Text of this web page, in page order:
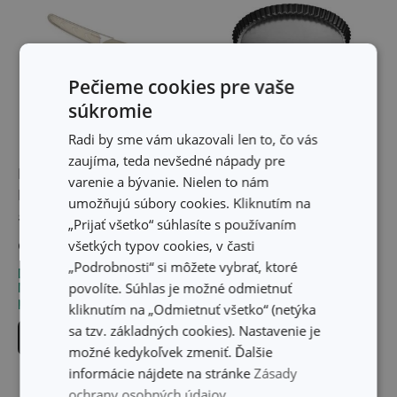
Nôž desiatový
MicroBlade MOVE 12 cm,
s ochranným puzdrom
9,50 €
Dostupné v eshope
Môžete mať ihneď v 23
predajniach
Do košíka
Forma s vlnitým okrajom
a odnímateľným dnom
DELÍCIA ø 28 cm
16,60 €
Dostupné v eshope
Môžete mať ihneď v 32
predajniach
Do košíka
Pečieme cookies pre vaše
súkromie
Radi by sme vám ukazovali len to, čo vás
zaujíma, teda nevšedné nápady pre
varenie a bývanie. Nielen to nám
umožňujú súbory cookies. Kliknutím na
„Prijať všetko“ súhlasíte s používaním
všetkých typov cookies, v časti
„Podrobnosti“ si môžete vybrať, ktoré
povolíte. Súhlas je možné odmietnuť
kliknutím na „Odmietnuť všetko“ (netýka
sa tzv. základných cookies). Nastavenie je
možné kedykoľvek zmeniť. Ďalšie
informácie nájdete na stránke Zásady